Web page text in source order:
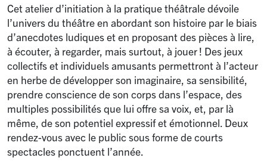
Cet atelier d’initiation à la pratique théâtrale dévoile
l’univers du théâtre en abordant son histoire par le biais
d’anecdotes ludiques et en proposant des pièces à lire,
à écouter, à regarder, mais surtout, à jouer! Des jeux
collectifs et individuels amusants permettront à l’acteur
en herbe de développer son imaginaire, sa sensibilité,
prendre conscience de son corps dans l’espace, des
multiples possibilités que lui offre sa voix, et, par là
même, de son potentiel expressif et émotionnel. Deux
rendez-vous avec le public sous forme de courts
spectacles ponctuent l’année.